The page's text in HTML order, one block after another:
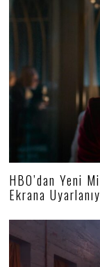
HBO’dan Yeni
Ekrana